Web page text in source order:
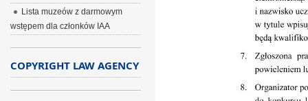
Lista muzeów z darmowym
wstępem dla członków IAA
COPYRIGHT LAW AGENCY